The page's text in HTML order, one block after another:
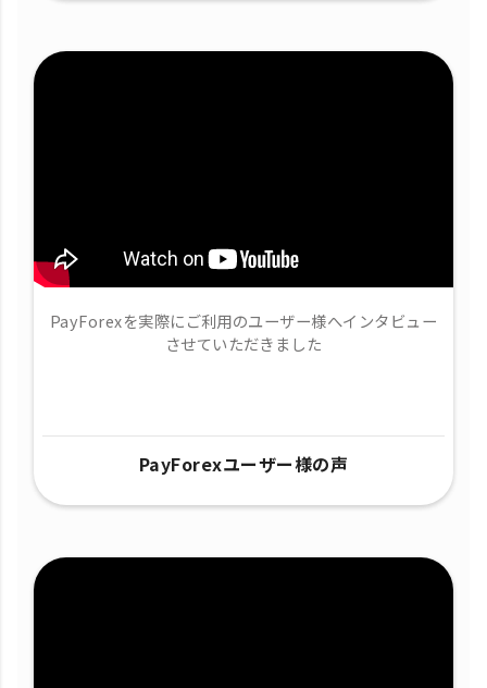
PayForexを実際にご利用のユーザー様へインタビュー
させていただきました
PayForexユーザー様の声​